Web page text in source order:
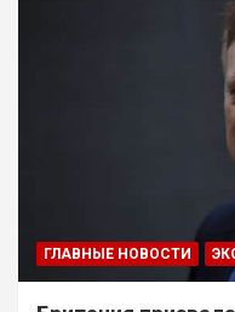
ГЛАВНЫЕ НОВОСТИ